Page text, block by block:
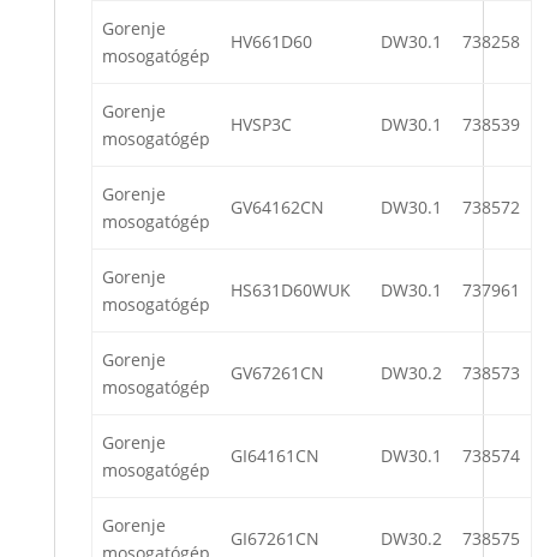
Gorenje
mosogatógép
HV661D60 DW30.1 738258
Gorenje
mosogatógép
HVSP3C DW30.1 738539
Gorenje
mosogatógép
GV64162CN DW30.1 738572
Gorenje
mosogatógép
HS631D60WUK DW30.1 737961
Gorenje
mosogatógép
GV67261CN DW30.2 738573
Gorenje
mosogatógép
GI64161CN DW30.1 738574
Gorenje
GI67261CN DW30.2 738575